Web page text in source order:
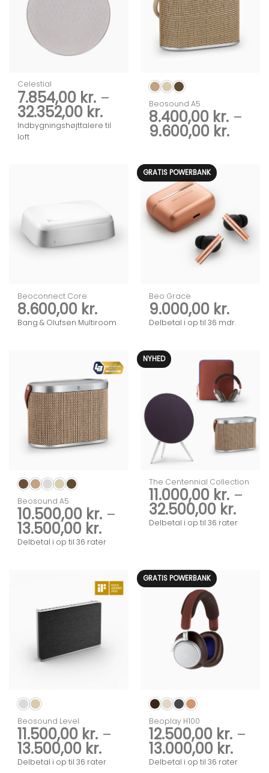
Celestial
7.854,00 kr. –
32.352,00 kr.Prisinterval:
7.854,00 kr.
Indbygningshøjttalere til
loft
Beosound A5
8.400,00 kr. –
9.600,00 kr.
Beoconnect Core
8.600,00 kr.
Bang & Olufsen Multiroom
GRATIS POWERBANK
Beo Grace
9.000,00 kr.
Delbetal i op til 36 mdr.
Beosound A5
10.500,00 kr. –
13.500,00 kr.Prisinterval:
10.500,00 kr.
13.500,00 kr.
Delbetal i op til 36 rater
NYHED
The Centennial Collection
11.000,00 kr. –
32.500,00 kr.
Delbetal i op til 36 rater
Beosound Level
11.500,00 kr. –
13.500,00 kr.Prisinterval:
11.500,00 kr.
Delbetal i op til 36 rater
GRATIS POWERBANK
Beoplay H100
12.500,00 kr. –
13.000,00 kr.
Delbetal i op til 36 rater